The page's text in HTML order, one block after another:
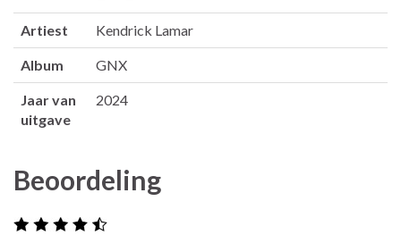
Artiest Kendrick Lamar
Album GNX
Jaar van
uitgave
2024
Beoordeling